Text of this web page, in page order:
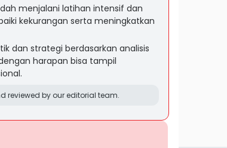
menjalani latihan intensif dan
kekurangan serta meningkatkan
dan strategi berdasarkan analisis
harapan bisa tampil
reviewed by our editorial team.